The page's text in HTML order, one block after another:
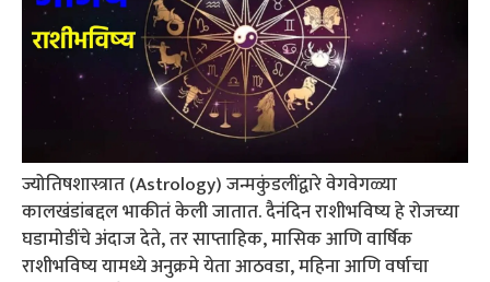
ज्योतिषशास्त्रात (Astrology) जन्मकुंडलींद्वारे वेगवेगळ्या
कालखंडांबद्दल भाकीतं केली जातात. दैनंदिन राशीभविष्य हे रोजच्या
घडामोडींचे अंदाज देते, तर साप्ताहिक, मासिक आणि वार्षिक
राशीभविष्य यामध्ये अनुक्रमे येता आठवडा, महिना आणि वर्षाचा